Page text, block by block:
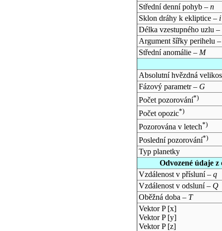
Střední denní pohyb – n
Sklon dráhy k ekliptice – i
Délka vzestupného uzlu –
Argument šířky perihelu
Střední anomálie – M
Absolutní hvězdná
Fázový parametr – G
Počet pozorování*)
Počet opozic*)
Pozorována v letech*)
Poslední pozorování*)
Typ planetky
Odvozené údaje
Vzdálenost v přísluní – q
Vzdálenost v odsluní – Q
Oběžná doba – T
Vektor P [x]
Vektor P [y]
Vektor P [z]